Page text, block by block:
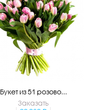
Букет из 51 розово...
Заказать